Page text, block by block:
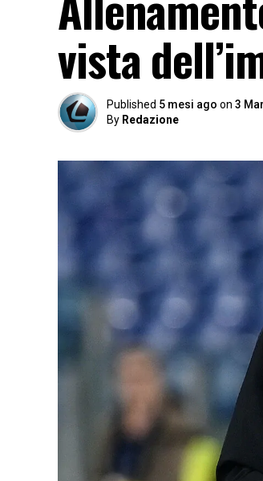
vista
Published 5 mesi ago on 3
By Redazione